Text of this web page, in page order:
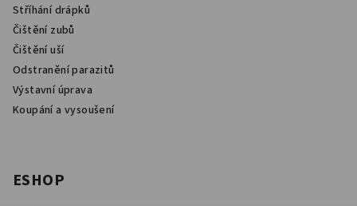
Stříhání drápků
Čištění zubů
Čištění uší
Odstranění parazitů
Výstavní úprava
Koupání a vysoušení
ESHOP